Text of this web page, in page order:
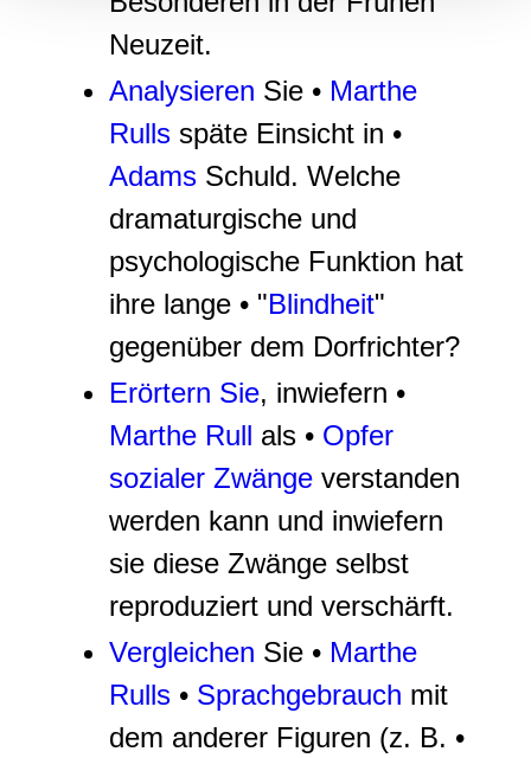
Neuzeit.
Analysieren Sie • Marthe
Rulls späte Einsicht in •
Adams Schuld. Welche
dramaturgische und
psychologische Funktion hat
ihre lange • "Blindheit"
gegenüber dem Dorfrichter?
Erörtern Sie, inwiefern •
Marthe Rull als • Opfer
sozialer Zwänge verstanden
werden kann und inwiefern
sie diese Zwänge selbst
reproduziert und verschärft.
Vergleichen Sie • Marthe
Rulls • Sprachgebrauch mit
dem anderer Figuren (z. B. •